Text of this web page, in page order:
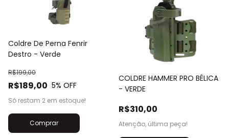
Coldre De Perna Fenrir
Destro - Verde
R$189,00
R$199,00
5% OFF
Só restam 2 em estoque!
COLDRE HAMMER PRO BÉLICA
- VERDE
R$310,00
Atenção, última peça!